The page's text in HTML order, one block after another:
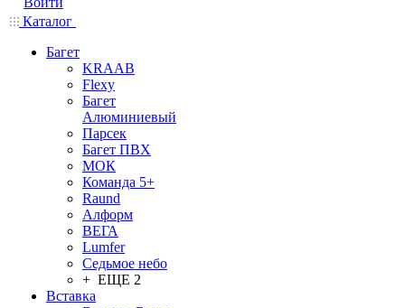
Каталог
Багет
KRAAB
Flexy
Багет
Алюминиевый
Парсек
Багет ПВХ
МОК
Команда 5+
Raund
Алформ
ВЕГА
Lumfer
Седьмое небо
+ ЕЩЕ 2
Вставка